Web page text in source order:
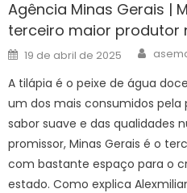
Agência Minas Gerais |
terceiro maior produtor
Posted
on
19 de abril de 2025
A tilápia é o peixe de água
um dos mais consumidos
sabor suave e das qualidades
promissor, Minas Gerais é o
com bastante espaço para o
estado. Como explica